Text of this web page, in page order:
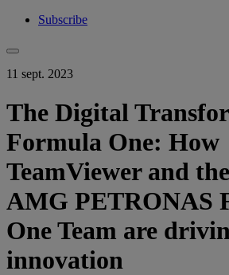
Subscribe
11 sept. 2023
The Digital
Formula One: How
TeamViewer and
AMG PETRONAS
One Team are
innovation